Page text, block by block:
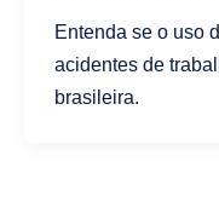
Entenda se o uso
acidentes de
brasileira.